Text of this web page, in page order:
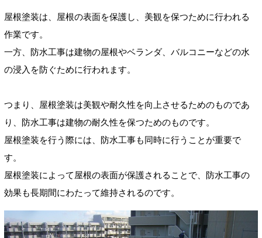
屋根塗装は、屋根の表面を保護し、美観を保つために行われる
作業です。
一方、防水工事は建物の屋根やベランダ、バルコニーなどの水
の浸入を防ぐために行われます。
つまり、屋根塗装は美観や耐久性を向上させるためのものであ
り、防水工事は建物の耐久性を保つためのものです。
屋根塗装を行う際には、防水工事も同時に行うことが重要で
す。
屋根塗装によって屋根の表面が保護されることで、防水工事の
効果も長期間にわたって維持されるのです。